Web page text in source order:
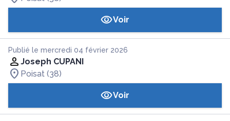
Voir
Publié le mercredi 04 février 2026
Joseph CUPANI
Poisat (38)
Voir